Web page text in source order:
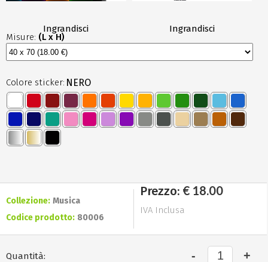
Ingrandisci Ingrandisci
Collezione: Musica
Codice prodotto: 80006
Prezzo: € 18.00
IVA Inclusa
Misure: (L x H)
Colore sticker: NERO
Quantità: